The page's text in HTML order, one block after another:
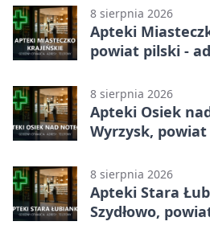
8 sierpnia 2026
Apteki
powiat pilski -
8 sierpnia 2026
Apteki Osiek
Wyrzysk,
8 sierpnia 2026
Apteki Stara
Szydłowo,